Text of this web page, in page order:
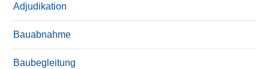
Adjudikation
Bauabnahme
Baubegleitung